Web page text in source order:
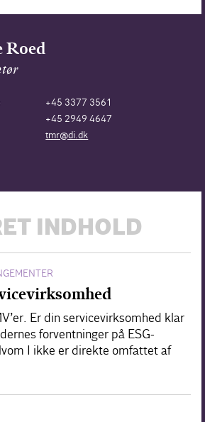
Roed
+45 3377 3561
+45 2949 4647
tmr@di.dk
INDHOLD
Er din servicevirksomhed klar
forventninger på ESG-
I ikke er direkte omfattet af